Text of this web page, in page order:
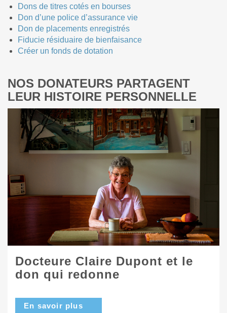
Dons de titres cotés en bourses
Don d’une police d’assurance vie
Don de placements enregistrés
Fiducie résiduaire de bienfaisance
Créer un fonds de dotation
NOS DONATEURS PARTAGENT
LEUR HISTOIRE PERSONNELLE
Docteure Claire Dupont et le
don qui redonne
En savoir plus